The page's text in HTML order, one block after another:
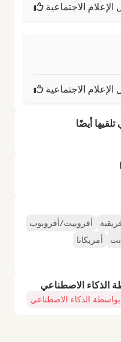
الاجتماعية
الاجتماعية
أيضًا
أفروبيت/أفروبوب
أمريكانا
الذكاء الاصطناعي
الذكاء الاصطناعي